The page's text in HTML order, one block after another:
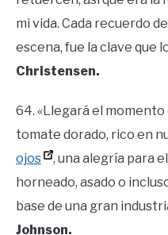
mi vida. Cada recuerdo
escena, fue la clave que
Christensen.
64. «Llegará el
tomate dorado, rico en
ojos
, una alegría para
horneado, asado o
base de una gran
Johnson.